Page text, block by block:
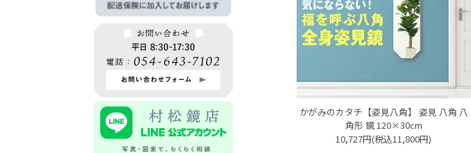
かがみのカタチ【姿見八角】 姿見 八角 八
角形 鏡 120×30cm
10,727円(税込11,800円)